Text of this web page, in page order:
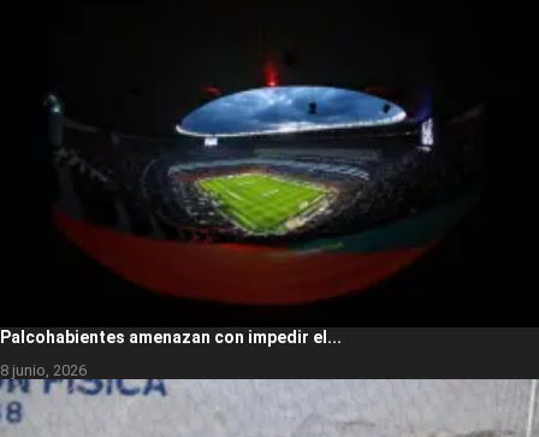
Palcohabientes amenazan con impedir el...
8 junio, 2026